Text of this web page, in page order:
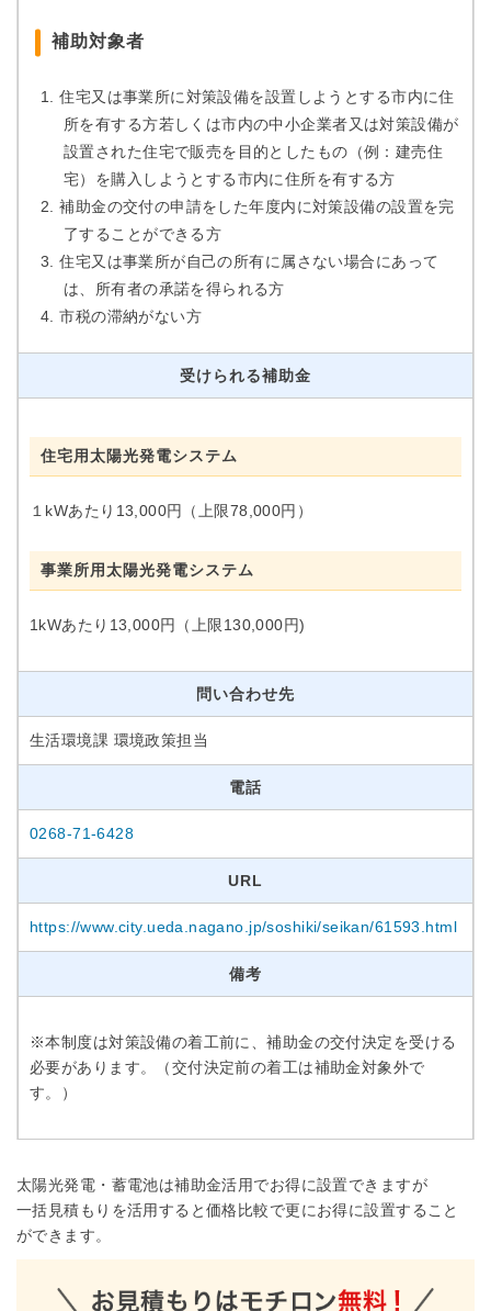
補助対象者
住宅又は事業所に対策設備を設置しようとする市内に住
所を有する方若しくは市内の中小企業者又は対策設備が
設置された住宅で販売を目的としたもの（例：建売住
宅）を購入しようとする市内に住所を有する方
補助金の交付の申請をした年度内に対策設備の設置を完
了することができる方
住宅又は事業所が自己の所有に属さない場合にあって
は、所有者の承諾を得られる方
市税の滞納がない方
受けられる補助金
住宅用太陽光発電システム
１kWあたり13,000円（上限78,000円）
事業所用太陽光発電システム
1kWあたり13,000円（上限130,000円)
問い合わせ先
生活環境課 環境政策担当
電話
0268-71-6428
URL
https://www.city.ueda.nagano.jp/soshiki/seikan/61593.html
備考
※本制度は対策設備の着工前に、補助金の交付決定を受ける
必要があります。（交付決定前の着工は補助金対象外で
す。）
太陽光発電・蓄電池は補助金活用でお得に設置できますが
一括見積もりを活用すると価格比較で更にお得に設置すること
ができます。